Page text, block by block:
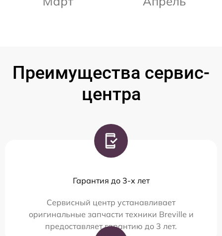
Преимущества сервис-
центра
Гарантия до 3-х лет
Сервисный центр устанавливает
оригинальные запчасти техники Breville и
предоставляет гарантию до 3 лет.